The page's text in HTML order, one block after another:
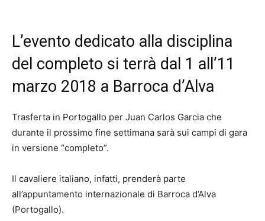
L’evento dedicato alla disciplina
del completo si terrà dal 1 all’11
marzo 2018 a Barroca d’Alva
Trasferta in Portogallo per Juan Carlos Garcia che
durante il prossimo fine settimana sarà sui campi di gara
in versione “completo”.
Il cavaliere italiano, infatti, prenderà parte
all’appuntamento internazionale di Barroca d’Alva
(Portogallo).